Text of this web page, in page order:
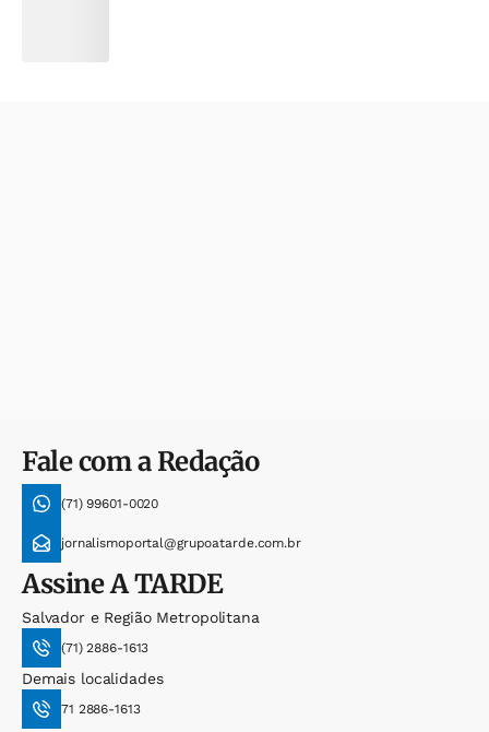
Fale com a Redação
(71) 99601-0020
jornalismoportal@grupoatarde.com.br
AssineA TARDE
Salvador e Região Metropolitana
(71) 2886-1613
Demais localidades
71 2886-1613